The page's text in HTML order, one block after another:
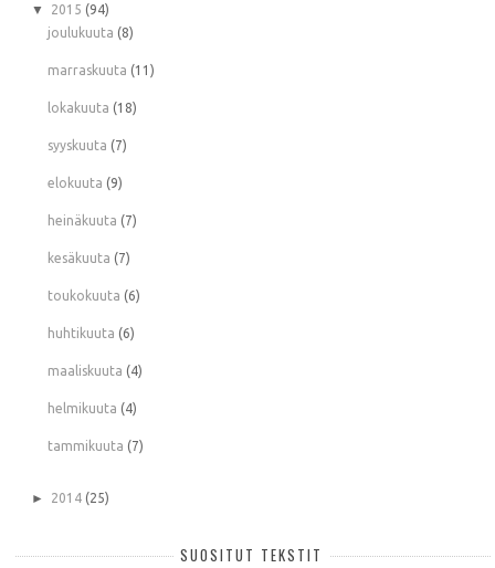
▼ 2015 (94)
joulukuuta (8)
marraskuuta (11)
lokakuuta (18)
syyskuuta (7)
elokuuta (9)
heinäkuuta (7)
kesäkuuta (7)
toukokuuta (6)
huhtikuuta (6)
maaliskuuta (4)
helmikuuta (4)
tammikuuta (7)
► 2014 (25)
SUOSITUT TEKSTIT